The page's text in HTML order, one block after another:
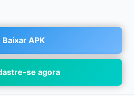
Baixar APK
se agora